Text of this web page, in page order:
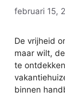
februari 15,
De vrijheid
maar wilt,
te
binnen